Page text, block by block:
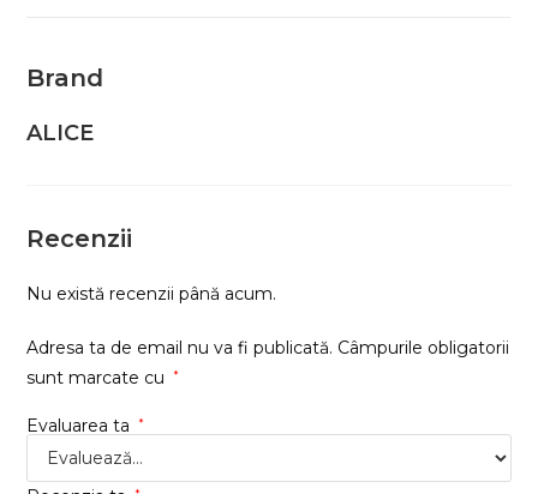
Brand
ALICE
Recenzii
Nu există recenzii până acum.
Adresa ta de email nu va fi publicată. Câmpurile obligatorii
sunt marcate cu
*
Evaluarea ta *